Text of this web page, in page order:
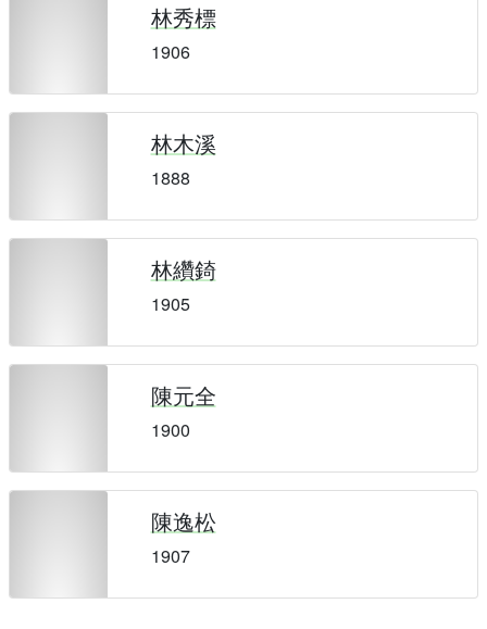
林秀標
1906
林木溪
1888
林纘錡
1905
陳元全
1900
陳逸松
1907